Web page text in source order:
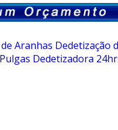
Aranhas Dedetização
Dedetizadora